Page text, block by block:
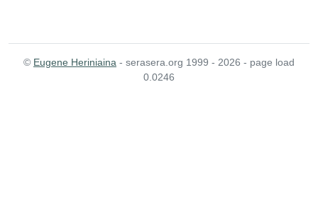
© Eugene Heriniaina - serasera.org 1999 - 2026 - page load
0.0246